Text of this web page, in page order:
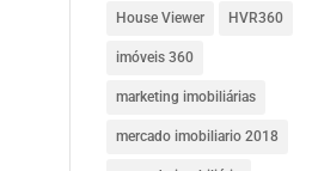
House Viewer HVR360
imóveis 360
marketing imobiliárias
mercado imobiliario 2018